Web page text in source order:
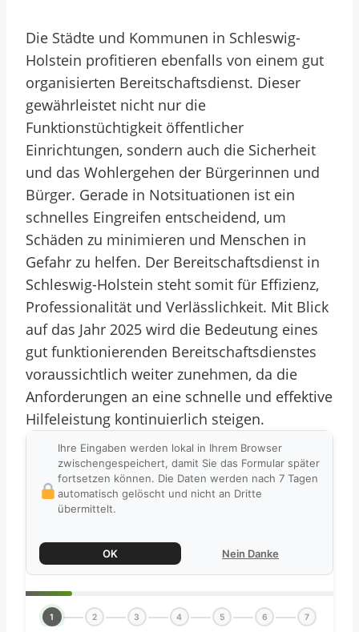
Die Städte und Kommunen in Schleswig-
Holstein profitieren ebenfalls von einem gut
organisierten Bereitschaftsdienst. Dieser
gewährleistet nicht nur die
Funktionstüchtigkeit öffentlicher
Einrichtungen, sondern auch die Sicherheit
und das Wohlergehen der Bürgerinnen und
Bürger. Gerade in Notsituationen ist ein
schnelles Eingreifen entscheidend, um
Schäden zu minimieren und Menschen in
Gefahr zu helfen. Der Bereitschaftsdienst in
Schleswig-Holstein steht somit für Effizienz,
Professionalität und Verlässlichkeit. Mit Blick
auf das Jahr 2025 wird die Bedeutung eines
gut funktionierenden Bereitschaftsdienstes
voraussichtlich weiter zunehmen, da die
Anforderungen an eine schnelle und effektive
Hilfeleistung kontinuierlich steigen.
Ihre Eingaben werden lokal in Ihrem Browser
zwischengespeichert, damit Sie das Formular später
fortsetzen können. Die Daten werden nach 7 Tagen
automatisch gelöscht und nicht an Dritte
übermittelt.
OK Nein Danke
1 2 3 4 5 6 7